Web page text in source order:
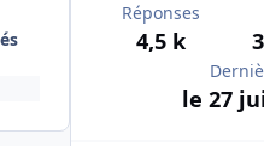
Réponses
4,5 k
le 27